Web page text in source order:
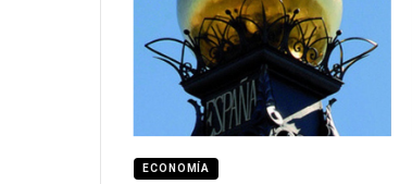
ECONOMÍA